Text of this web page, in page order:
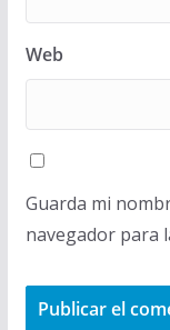
Web
Guarda mi
navegador para